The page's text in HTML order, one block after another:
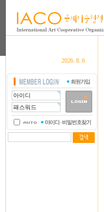
2026. 8. 6